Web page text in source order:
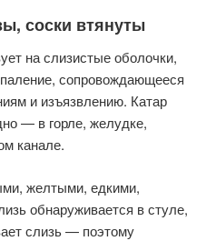
соски втянуты
на слизистые оболочки,
сопровождающееся
и изъязвлению. Катар
— в горле, желудке,
канале.
желтыми, едкими,
обнаруживается в стуле,
слизь — поэтому